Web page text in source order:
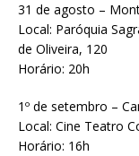
31 de agosto –
Local: Paróquia
de Oliveira, 120
Horário: 20h
1º de setembro –
Local: Cine Teatro
Horário: 16h